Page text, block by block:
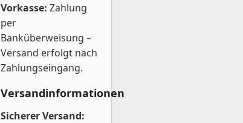
Vorkasse: Zahlung
per
Banküberweisung –
Versand erfolgt nach
Zahlungseingang.
Versandinformationen
Sicherer Versand: